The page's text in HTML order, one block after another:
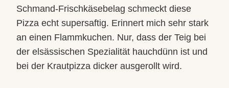
Schmand-Frischkäsebelag schmeckt diese
Pizza echt supersaftig. Erinnert mich sehr stark
an einen Flammkuchen. Nur, dass der Teig bei
der elsässischen Spezialität hauchdünn ist und
bei der Krautpizza dicker ausgerollt wird.